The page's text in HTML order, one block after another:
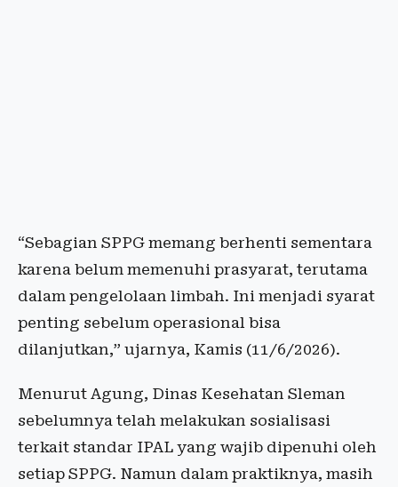
“Sebagian SPPG memang berhenti sementara
karena belum memenuhi prasyarat, terutama
dalam pengelolaan limbah. Ini menjadi syarat
penting sebelum operasional bisa
dilanjutkan,” ujarnya, Kamis (11/6/2026).
Menurut Agung, Dinas Kesehatan Sleman
sebelumnya telah melakukan sosialisasi
terkait standar IPAL yang wajib dipenuhi oleh
setiap SPPG. Namun dalam praktiknya, masih